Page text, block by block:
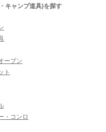
キャンプ道具)を探す
ーブン
ト
・コンロ